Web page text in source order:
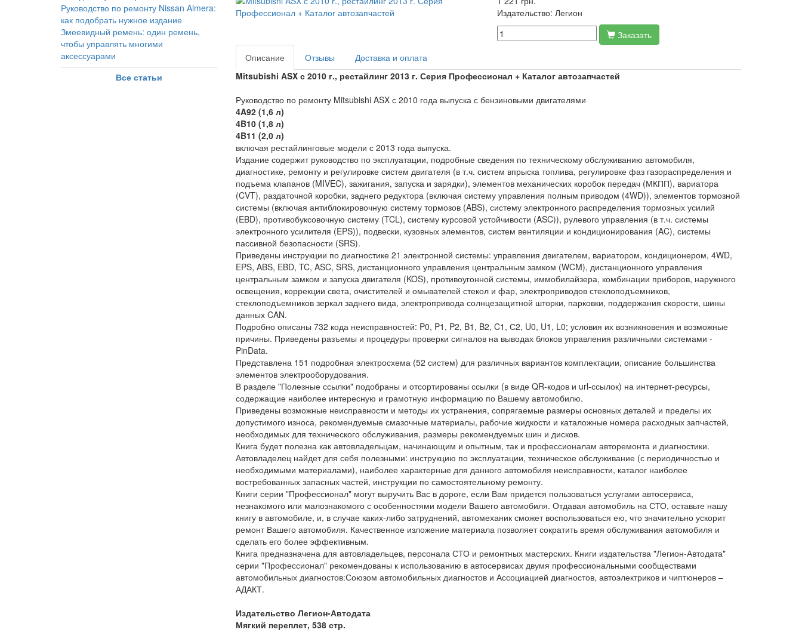
Руководство по ремонту Nissan Almera:
как подобрать нужное издание
Змеевидный ремень: один ремень,
чтобы управлять многими
аксессуарами
Все статьи
Издательство: Легион
Заказать
Описание
Отзывы
Доставка и оплата
Mitsubishi ASX с 2010 г., рестайлинг 2013 г. Серия Профессионал + Каталог автозапчастей
Руководство по ремонту Mitsubishi ASX с 2010 года выпуска с бензиновыми двигателями
4A92 (1,6 л)
4B10 (1,8 л)
4B11 (2,0 л)
включая рестайлинговые модели с 2013 года выпуска.
Издание содержит руководство по эксплуатации, подробные сведения по техническому обслуживанию автомобиля,
диагностике, ремонту и регулировке систем двигателя (в т.ч. систем впрыска топлива, регулировке фаз газораспределения и
подъема клапанов (MIVEC), зажигания, запуска и зарядки), элементов механических коробок передач (МКПП), вариатора
(CVT), раздаточной коробки, заднего редуктора (включая систему управления полным приводом (4WD)), элементов тормозной
системы (включая антиблокировочную систему тормозов (ABS), систему электронного распределения тормозных усилий
(EBD), противобуксовочную систему (TCL), систему курсовой устойчивости (ASC)), рулевого управления (в т.ч. системы
электронного усилителя (EPS)), подвески, кузовных элементов, систем вентиляции и кондиционирования (AC), системы
пассивной безопасности (SRS).
Приведены инструкции по диагностике 21 электронной системы: управления двигателем, вариатором, кондиционером, 4WD,
EPS, ABS, EBD, TC, ASC, SRS, дистанционного управления центральным замком (WCM), дистанционного управления
центральным замком и запуска двигателя (KOS), противоугонной системы, иммобилайзера, комбинации приборов, наружного
освещения, коррекции света, очистителей и омывателей стекол и фар, электроприводов стеклоподъемников,
стеклоподъемников зеркал заднего вида, электропривода солнцезащитной шторки, парковки, поддержания скорости, шины
данных CAN.
Подробно описаны 732 кода неисправностей: P0, P1, P2, B1, B2, C1, С2, U0, U1, L0; условия их возникновения и возможные
причины. Приведены разъемы и процедуры проверки сигналов на выводах блоков управления различными системами -
PinData.
Представлена 151 подробная электросхема (52 систем) для различных вариантов комплектации, описание большинства
элементов электрооборудования.
В разделе "Полезные ссылки" подобраны и отсортированы ссылки (в виде QR-кодов и url-ссылок) на интернет-ресурсы,
содержащие наиболее интересную и грамотную информацию по Вашему автомобилю.
Приведены возможные неисправности и методы их устранения, сопрягаемые размеры основных деталей и пределы их
допустимого износа, рекомендуемые смазочные материалы, рабочие жидкости и каталожные номера расходных запчастей,
необходимых для технического обслуживания, размеры рекомендуемых шин и дисков.
Книга будет полезна как автовладельцам, начинающим и опытным, так и профессионалам авторемонта и диагностики.
Автовладелец найдет для себя полезными: инструкцию по эксплуатации, техническое обслуживание (с периодичностью и
необходимыми материалами), наиболее характерные для данного автомобиля неисправности, каталог наиболее
востребованных запасных частей, инструкции по самостоятельному ремонту.
Книги серии "Профессионал" могут выручить Вас в дороге, если Вам придется пользоваться услугами автосервиса,
незнакомого или малознакомого с особенностями модели Вашего автомобиля. Отдавая автомобиль на СТО, оставьте нашу
книгу в автомобиле, и, в случае каких-либо затруднений, автомеханик сможет воспользоваться ею, что значительно ускорит
ремонт Вашего автомобиля. Качественное изложение материала позволяет сократить время обслуживания автомобиля и
сделать его более эффективным.
Книга предназначена для автовладельцев, персонала СТО и ремонтных мастерских. Книги издательства "Легион-Автодата"
серии "Профессионал" рекомендованы к использованию в автосервисах двумя профессиональными сообществами
автомобильных диагностов:Союзом автомобильных диагностов и Ассоциацией диагностов, автоэлектриков и чиптюнеров –
АДАКТ.
Издательство Легион-Автодата
Мягкий переплет, 538 стр.